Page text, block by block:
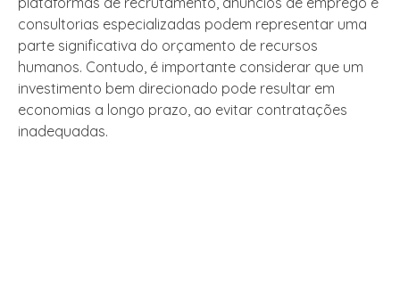
consultorias especializadas podem representar uma
parte significativa do orçamento de recursos
humanos. Contudo, é importante considerar que um
investimento bem direcionado pode resultar em
economias a longo prazo, ao evitar contratações
inadequadas.